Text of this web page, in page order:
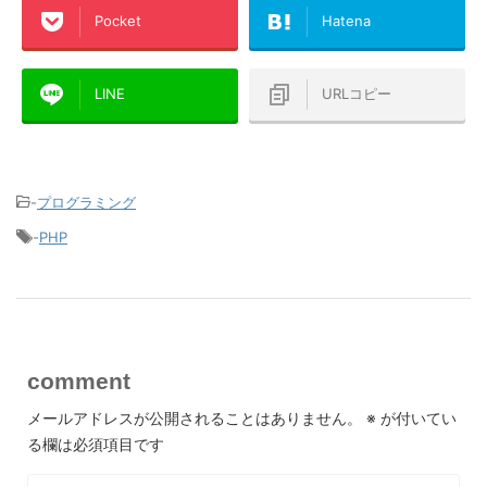
Pocket Hatena
LINE URLコピー
-プログラミング
-PHP
comment
メールアドレスが公開されることはありません。 ※ が付いてい
る欄は必須項目です